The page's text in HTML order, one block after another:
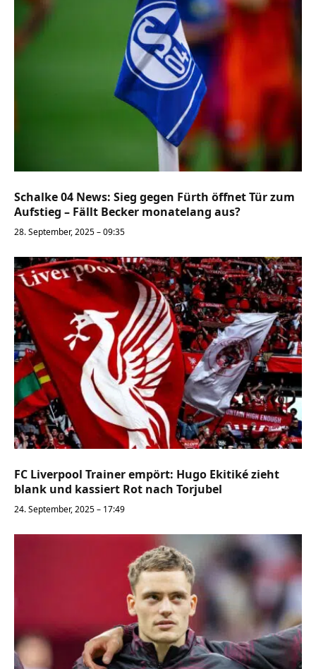
Schalke 04 News: Sieg gegen Fürth öffnet Tür zum
Aufstieg – Fällt Becker monatelang aus?
28. September, 2025 – 09:35
FC Liverpool Trainer empört: Hugo Ekitiké zieht
blank und kassiert Rot nach Torjubel
24. September, 2025 – 17:49